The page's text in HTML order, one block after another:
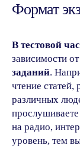
Формат
В тестовой
зависимости
заданий.
чтение
различных
на радио,
уровень, тем